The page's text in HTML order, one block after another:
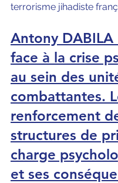
terrorisme jihadiste
Antony DABILA
face à la crise
au sein des
combattantes.
renforcement
structures de
charge
et ses